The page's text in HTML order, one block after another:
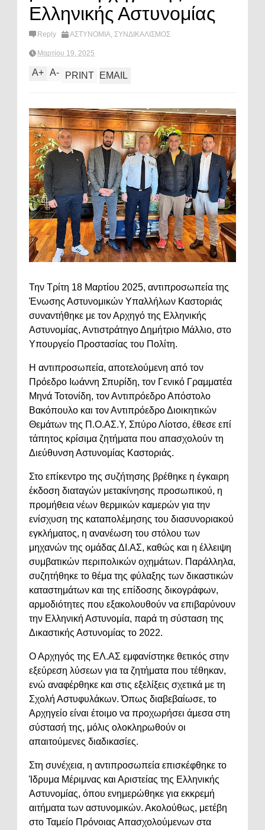
Ελληνικής Αστυνομίας
Reply ΑΣΤΥΝΟΜΙΑ, ΣΥΝΔΙΚΑΛΙΣΜΟΣ
Μαρτίου 19, 2025
A+ A- PRINT EMAIL
Την Τρίτη 18 Μαρτίου 2025, αντιπροσωπεία της
Ένωσης Αστυνομικών Υπαλλήλων Καστοριάς
συναντήθηκε με τον Αρχηγό της Ελληνικής
Αστυνομίας, Αντιστράτηγο Δημήτριο Μάλλιο, στο
Υπουργείο Προστασίας του Πολίτη.
Η αντιπροσωπεία, αποτελούμενη από τον
Πρόεδρο Ιωάννη Σπυρίδη, τον Γενικό Γραμματέα
Μηνά Τοτονίδη, τον Αντιπρόεδρο Απόστολο
Βακόπουλο και τον Αντιπρόεδρο Διοικητικών
Θεμάτων της Π.Ο.ΑΣ.Υ, Σπύρο Λίοτσο, έθεσε επί
τάπητος κρίσιμα ζητήματα που απασχολούν τη
Διεύθυνση Αστυνομίας Καστοριάς.
Στο επίκεντρο της συζήτησης βρέθηκε η έγκαιρη
έκδοση διαταγών μετακίνησης προσωπικού, η
προμήθεια νέων θερμικών καμερών για την
ενίσχυση της καταπολέμησης του διασυνοριακού
εγκλήματος, η ανανέωση του στόλου των
μηχανών της ομάδας ΔΙ.ΑΣ, καθώς και η έλλειψη
συμβατικών περιπολικών οχημάτων. Παράλληλα,
συζητήθηκε το θέμα της φύλαξης των δικαστικών
καταστημάτων και της επίδοσης δικογράφων,
αρμοδιότητες που εξακολουθούν να επιβαρύνουν
την Ελληνική Αστυνομία, παρά τη σύσταση της
Δικαστικής Αστυνομίας το 2022.
Ο Αρχηγός της ΕΛ.ΑΣ εμφανίστηκε θετικός στην
εξεύρεση λύσεων για τα ζητήματα που τέθηκαν,
ενώ αναφέρθηκε και στις εξελίξεις σχετικά με τη
Σχολή Αστυφυλάκων. Όπως διαβεβαίωσε, το
Αρχηγείο είναι έτοιμο να προχωρήσει άμεσα στη
σύστασή της, μόλις ολοκληρωθούν οι
απαιτούμενες διαδικασίες.
Στη συνέχεια, η αντιπροσωπεία επισκέφθηκε το
Ίδρυμα Μέριμνας και Αριστείας της Ελληνικής
Αστυνομίας, όπου ενημερώθηκε για εκκρεμή
αιτήματα των αστυνομικών. Ακολούθως, μετέβη
στο Ταμείο Πρόνοιας Απασχολούμενων στα